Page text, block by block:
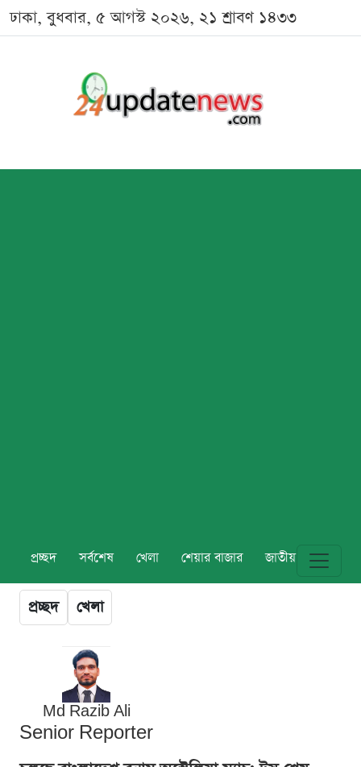
ঢাকা, বুধবার, ৫ আগস্ট ২০২৬, ২১ শ্রাবণ ১৪৩৩
প্রচ্ছদ সর্বশেষ খেলা শেয়ার বাজার জাতীয় বিশ্ব
প্রচ্ছদ খেলা
Md Razib Ali
Senior Reporter